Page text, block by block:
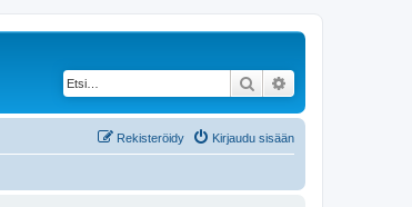
Etsi
Kirjaudu sisään
Rekisteröidy